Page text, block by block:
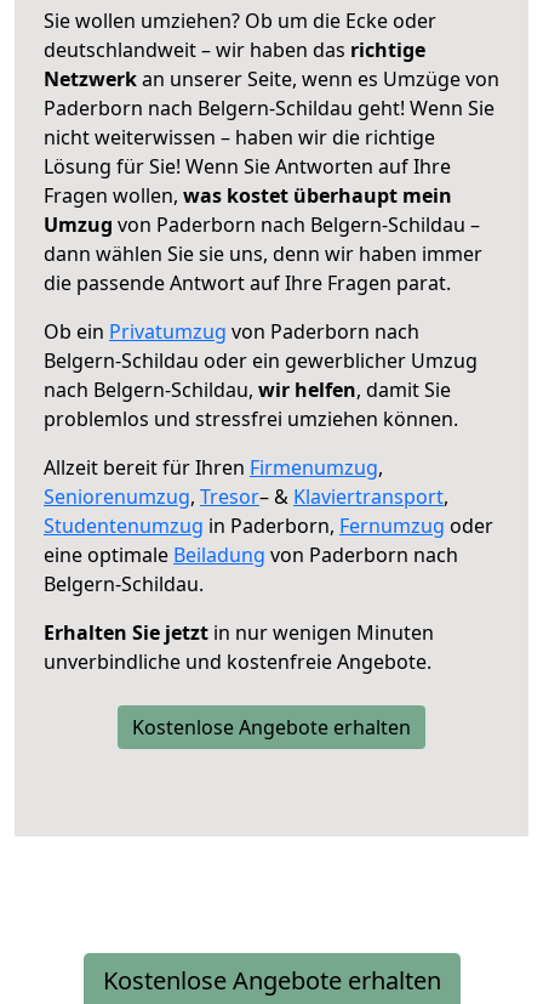
Sie wollen umziehen? Ob um die Ecke oder
deutschlandweit – wir haben das richtige
Netzwerkan unserer Seite, wenn es Umzüge von
Paderborn nach Belgern-Schildau geht! Wenn Sie
nicht weiterwissen – haben wir die richtige
Lösung für Sie! Wenn Sie Antworten auf Ihre
Fragen wollen, was kostet überhaupt mein
Umzug von Paderborn nach Belgern-Schildau –
dann wählen Sie sie uns, denn wir haben immer
die passende Antwort auf Ihre Fragen parat.
Ob ein Privatumzug von Paderborn nach
Belgern-Schildau oder ein gewerblicher Umzug
nach Belgern-Schildau, wir helfen, damit Sie
problemlos und stressfrei umziehen können.
Allzeit bereit für Ihren Firmenumzug,
Seniorenumzug, Tresor– & Klaviertransport,
Studentenumzug in Paderborn, Fernumzug oder
eine optimale Beiladung von Paderborn nach
Belgern-Schildau.
Erhalten Sie jetzt in nur wenigen Minuten
unverbindliche und kostenfreie Angebote.
Kostenlose Angebote erhalten
Kostenlose Angebote erhalten